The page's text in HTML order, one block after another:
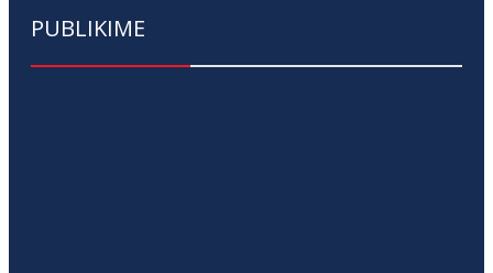
PUBLIKIME